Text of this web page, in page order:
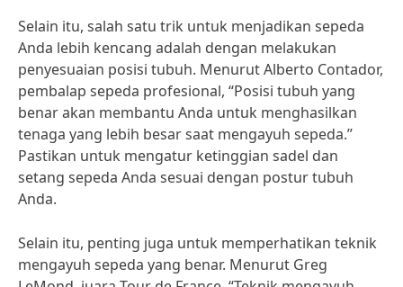
Selain itu, salah satu trik untuk menjadikan sepeda
Anda lebih kencang adalah dengan melakukan
penyesuaian posisi tubuh. Menurut Alberto Contador,
pembalap sepeda profesional, “Posisi tubuh yang
benar akan membantu Anda untuk menghasilkan
tenaga yang lebih besar saat mengayuh sepeda.”
Pastikan untuk mengatur ketinggian sadel dan
setang sepeda Anda sesuai dengan postur tubuh
Anda.
Selain itu, penting juga untuk memperhatikan teknik
mengayuh sepeda yang benar. Menurut Greg